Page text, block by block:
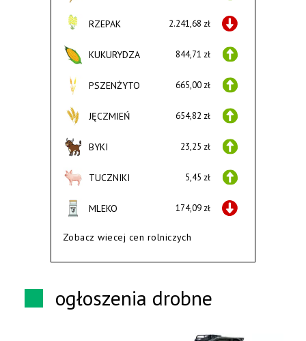
RZEPAK 2.241,68 zł
KUKURYDZA 844,71 zł
PSZENŻYTO 665,00 zł
JĘCZMIEŃ 654,82 zł
BYKI 23,25 zł
TUCZNIKI 5,45 zł
MLEKO 174,09 zł
Zobacz wiecej cen rolniczych
ogłoszenia drobne